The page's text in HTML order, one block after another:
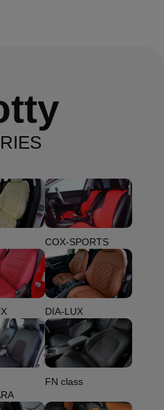
COX-SPORTS
DIA-LUX
FN class